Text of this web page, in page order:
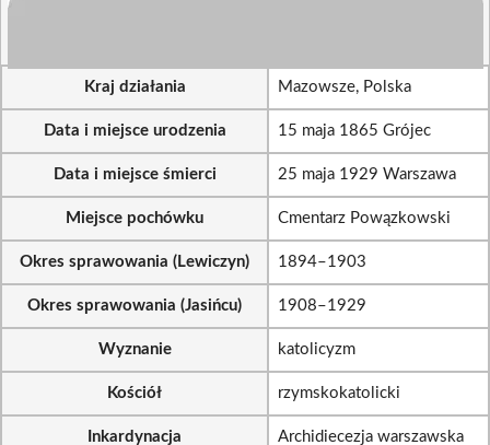
Kraj działania Mazowsze, Polska
Data i miejsce urodzenia 15 maja 1865 Grójec
Data i miejsce śmierci 25 maja 1929 Warszawa
Miejsce pochówku Cmentarz Powązkowski
Okres sprawowania (Lewiczyn) 1894–1903
Okres sprawowania (Jasińcu) 1908–1929
Wyznanie katolicyzm
Kościół rzymskokatolicki
Inkardynacja Archidiecezja warszawska